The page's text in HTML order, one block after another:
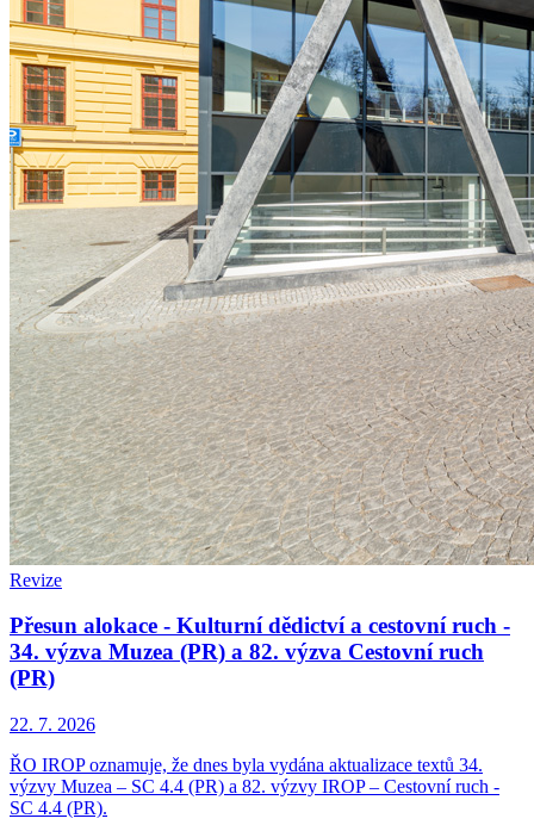
Revize
Přesun alokace - Kulturní dědictví a cestovní ruch -
34. výzva Muzea (PR) a 82. výzva Cestovní ruch
(PR)
22. 7. 2026
ŘO IROP oznamuje, že dnes byla vydána aktualizace textů 34.
výzvy Muzea – SC 4.4 (PR) a 82. výzvy IROP – Cestovní ruch -
SC 4.4 (PR).